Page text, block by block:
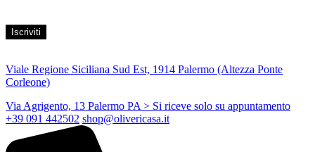
Viale Regione Siciliana Sud Est, 1914 Palermo (Altezza Ponte
Corleone)
Via Agrigento, 13 Palermo PA > Si riceve solo su appuntamento
+39 091 442502 shop@olivericasa.it